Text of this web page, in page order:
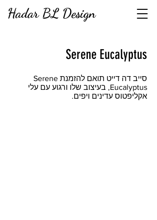
Hadar BL Design
Serene Eucalyptus
סייב דה דייט תואם להזמנת Serene
Eucalyptus, בעיצוב שלו ורגוע עם עלי
אקליפטוס עדינים ויפים.